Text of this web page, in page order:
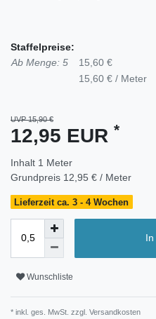
Staffelpreise:
Ab Menge: 5
15,60 €
15,60 € / Meter
UVP 15,90 €
12,95 EUR *
Inhalt 1 Meter
Grundpreis 12,95 € / Meter
Lieferzeit ca. 3 - 4 Wochen
Wunschliste
* inkl. ges. MwSt. zzgl. Versandkosten